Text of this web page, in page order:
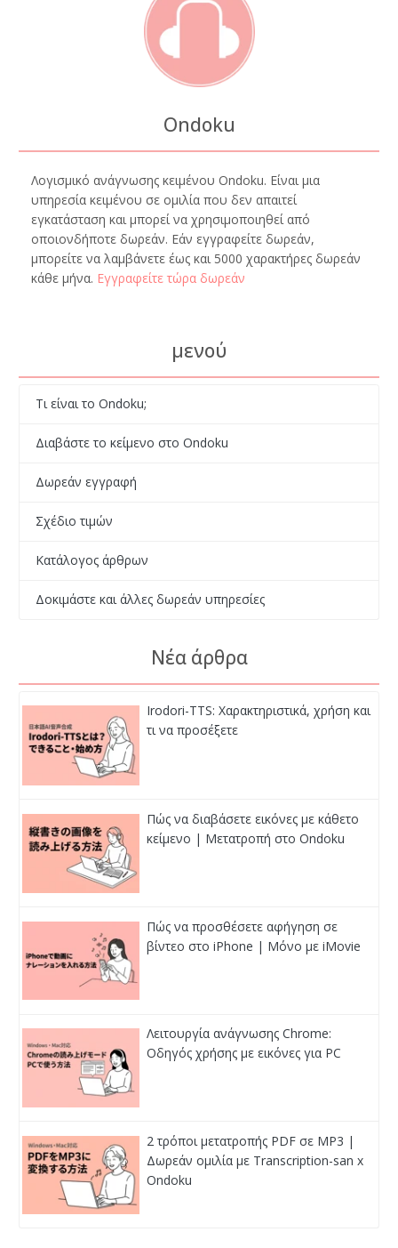
Ondoku
Λογισμικό ανάγνωσης κειμένου Ondoku. Είναι μια
υπηρεσία κειμένου σε ομιλία που δεν απαιτεί
εγκατάσταση και μπορεί να χρησιμοποιηθεί από
οποιονδήποτε δωρεάν. Εάν εγγραφείτε δωρεάν,
μπορείτε να λαμβάνετε έως και 5000 χαρακτήρες δωρεάν
κάθε μήνα. Εγγραφείτε τώρα δωρεάν
μενού
Τι είναι το Ondoku;
Διαβάστε το κείμενο στο Ondoku
Δωρεάν εγγραφή
Σχέδιο τιμών
Κατάλογος άρθρων
Δοκιμάστε και άλλες δωρεάν υπηρεσίες
Νέα άρθρα
Irodori-TTS: Χαρακτηριστικά, χρήση και
τι να προσέξετε
Πώς να διαβάσετε εικόνες με κάθετο
κείμενο | Μετατροπή στο Ondoku
Πώς να προσθέσετε αφήγηση σε
βίντεο στο iPhone | Μόνο με iMovie
Λειτουργία ανάγνωσης Chrome:
Οδηγός χρήσης με εικόνες για PC
2 τρόποι μετατροπής PDF σε MP3 |
Δωρεάν ομιλία με Transcription-san x
Ondoku